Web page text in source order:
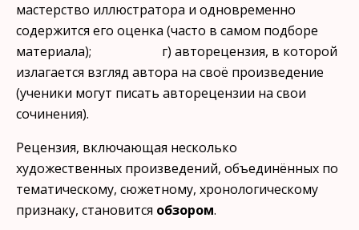
мастерство иллюстратора и одновременно
содержится его оценка (часто в самом подборе
материала); г) авторецензия, в которой
излагается взгляд автора на своё произведение
(ученики могут писать авторецензии на свои
сочинения).
Рецензия, включающая несколько
художественных произведений, объединённых по
тематическому, сюжетному, хронологическому
при­знаку, становится обзором.